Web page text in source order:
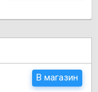
В магазин